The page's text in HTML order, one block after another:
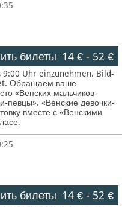
билеты 14 €- 52 €
9:00 Uhr einzunehmen. Bild-
Обращаем ваше
«Венских мальчиков-
певцы». «Венские девочки-
вместе с «Венскими
билеты 14 €- 52 €